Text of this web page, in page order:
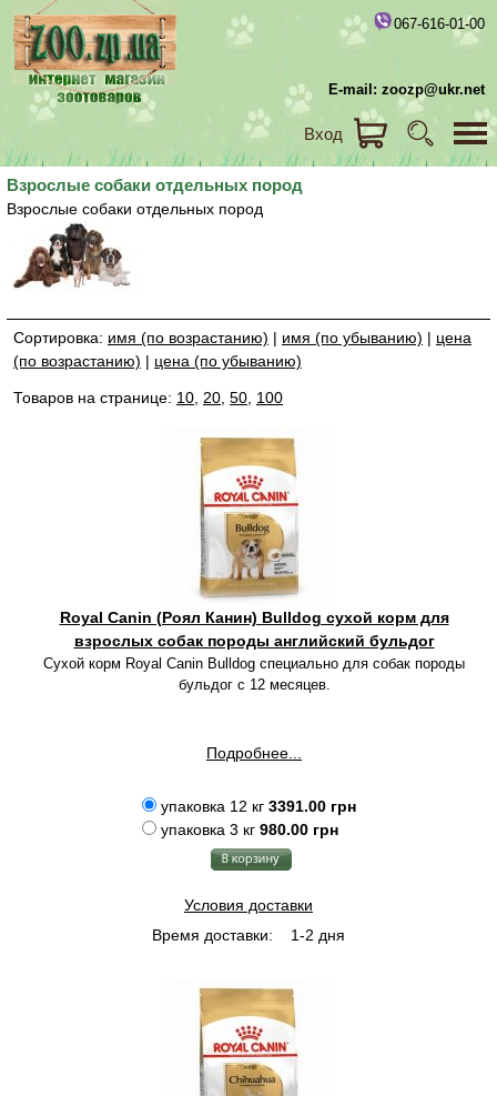
067-616-01-00
E-mail: zoozp@ukr.net
Вход
Взрослые собаки отдельных пород
Взрослые собаки отдельных пород
Сортировка: имя (по возрастанию) | имя (по убыванию) | цена
(по возрастанию) | цена (по убыванию)
Товаров на странице: 10 20 50 100
Royal Canin (Роял Канин) Bulldog сухой корм для
взрослых собак породы английский бульдог
Сухой корм Royal Canin Bulldog специально для собак породы
бульдог с 12 месяцев.
Подробнее...
упаковка 12 кг 3391.00 грн
упаковка 3 кг 980.00 грн
Условия доставки
Время доставки:
1-2 дня